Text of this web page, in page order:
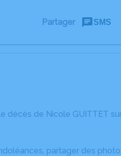
Partager SMS
décès de Nicole GUITTET
partager des